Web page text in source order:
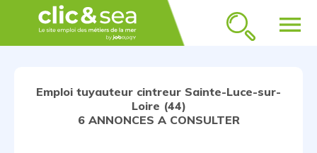
menu
Emploi tuyauteur cintreur Sainte-Luce-sur-
Loire (44)
6 ANNONCES A CONSULTER